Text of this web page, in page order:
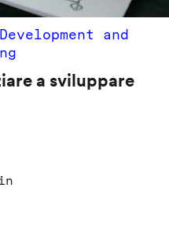
and
a sviluppare